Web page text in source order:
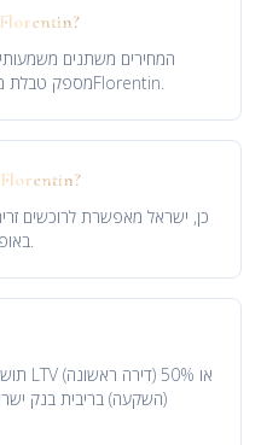
מה המחיר הממוצע של דירת גן בFlorentin?
המחירים משתנים
מספק טבלת מחירים עדכנית לפי בקשה לדירת גן בFlorentin.
האם רוכש מישראל יכול לקנות בFlorentin?
כן, ישראל מאפשרת לרוכשים
באופן חופשי, למעט קרקעות בניהול קק"ל.